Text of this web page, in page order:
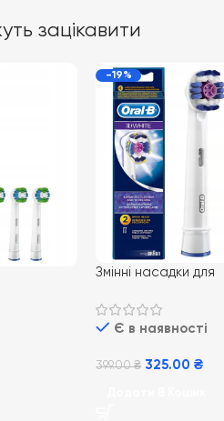
зацікавити
4 шт
-19%
Змінні насадки для
B EB18 3D White 2
Є в наявності
399.00₴ 325.00₴